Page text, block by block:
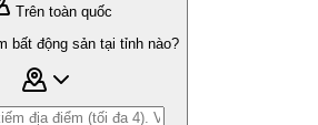
Trên toàn quốc
bất động sản tại tỉnh nào?